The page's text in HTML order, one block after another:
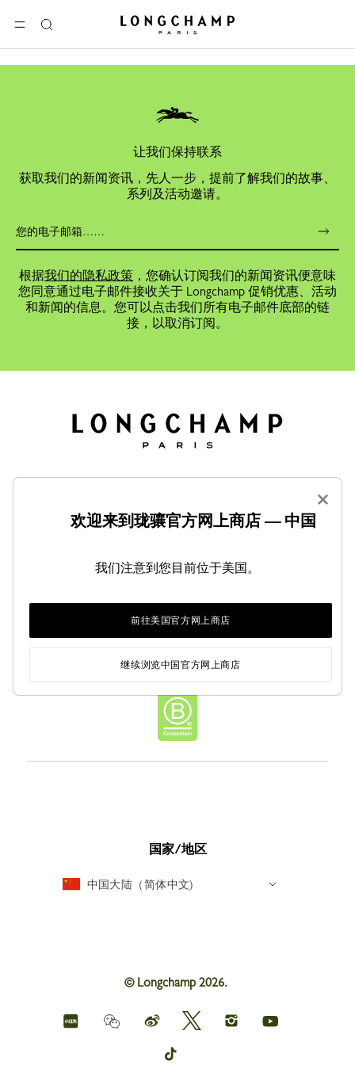
选单
搜
索
Longchamp - 主页
让我们保持联系
获取我们的新闻资讯，先人一步，提前了解我们的故事、
系列及活动邀请。
根据我们的隐私政策 ，您确认订阅我们的新闻资讯便意味
您同意通过电子邮件接收关于 Longchamp 促销优惠、活动
和新闻的信息。您可以点击我们所有电子邮件底部的链
接，以取消订阅。
服务
LONGCHAMP 品牌
国家/地区
中国大陆（简体中文)
© Longchamp 2026.
Longchamp
on
WeichatLongchamp
on
Longchamp
on
Longchamp
on
Longchamp
on
Longchamp
×
欢迎来到珑骧官方网上商店 — 中国
我们注意到您目前位于美国。
前往美国官方网上商店
继续浏览中国官方网上商店